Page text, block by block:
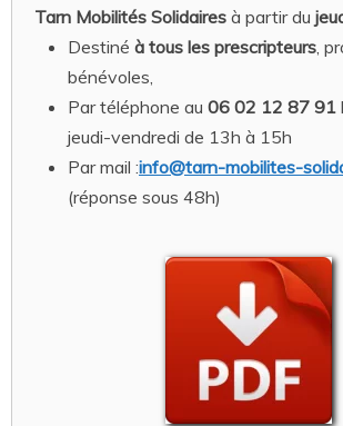
Tarn Mobilités Solidaires à partir du
Destiné à tous les prescripteurs,
bénévoles,
Par téléphone au 06 02 12 87 91
jeudi-vendredi de 13h à 15h
Par mail :info@tarn-mobilites-
(réponse sous 48h)